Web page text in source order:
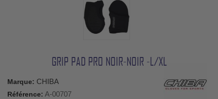
GRIP PAD PRO NOIR-NOIR -L/XL
Marque: CHIBA
Référence: A-00707